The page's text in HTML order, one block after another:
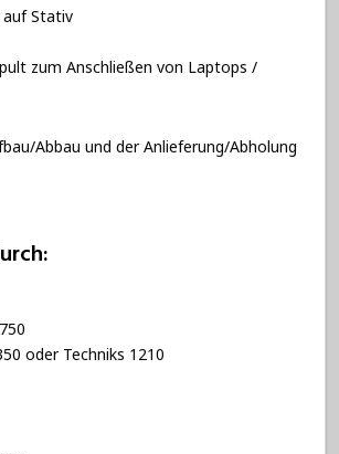
auf Stativ
zum Anschließen von Laptops /
Abbau und der Anlieferung/Abholung
oder Techniks 1210